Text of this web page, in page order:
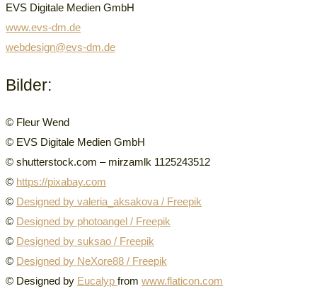
EVS Digitale Medien GmbH
www.evs-dm.de
webdesign@evs-dm.de
Bilder:
© Fleur Wend
© EVS Digitale Medien GmbH
© shutterstock.com – mirzamlk 1125243512
© https://pixabay.com
© Designed by valeria_aksakova / Freepik
© Designed by photoangel / Freepik
© Designed by suksao / Freepik
© Designed by NeXore88 / Freepik
© Designed by Eucalyp from www.flaticon.com